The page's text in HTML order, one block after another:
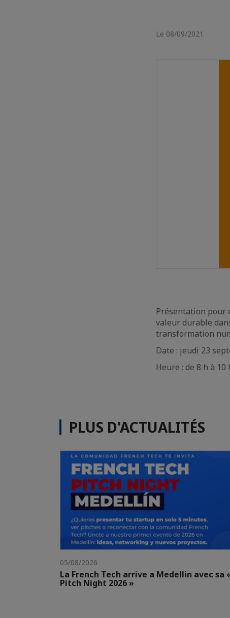
Le 08/09/2021
Présentation pour
valeur durable
transformation
Date : jeudi 23
Heure : de 8 h à 10
PLUS D'ACTUALITÉS
05/08/2026
La French Tech arrive a Medellin avec sa
Pitch Night 2026 »